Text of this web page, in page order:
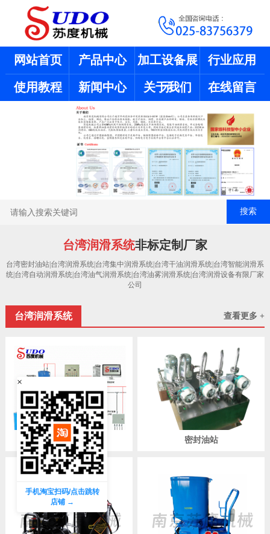
网站首页 产品中心 加工设备展
示
行业应用
使用教程 新闻中心 关于我们 在线留言
搜索
台湾润滑系统非标定制厂家
台湾密封油站|台湾润滑系统|台湾集中润滑系统|台湾干油润滑系统|台湾智能润滑系
统|台湾自动润滑系统|台湾油气润滑系统|台湾油雾润滑系统|台湾润滑设备有限厂家
公司
查看更多 +
台湾润滑系统
智能润滑系统 密封油站
×
手机淘宝扫码/点击跳转
店铺 →